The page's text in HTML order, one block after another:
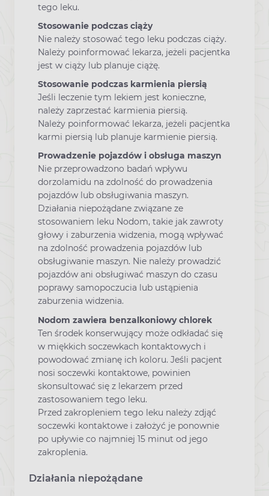
tego leku.
Stosowanie podczas ciąży
Nie należy stosować tego leku podczas ciąży.
Należy poinformować lekarza, jeżeli pacjentka
jest w ciąży lub planuje ciążę.
Stosowanie podczas karmienia piersią
Jeśli leczenie tym lekiem jest konieczne,
należy zaprzestać karmienia piersią.
Należy poinformować lekarza, jeżeli pacjentka
karmi piersią lub planuje karmienie piersią.
Prowadzenie pojazdów i obsługa maszyn
Nie przeprowadzono badań wpływu
dorzolamidu na zdolność do prowadzenia
pojazdów lub obsługiwania maszyn.
Działania niepożądane związane ze
stosowaniem leku Nodom, takie jak zawroty
głowy i zaburzenia widzenia, mogą wpływać
na zdolność prowadzenia pojazdów lub
obsługiwanie maszyn. Nie należy prowadzić
pojazdów ani obsługiwać maszyn do czasu
poprawy samopoczucia lub ustąpienia
zaburzenia widzenia.
Nodom zawiera benzalkoniowy chlorek
Ten środek konserwujący może odkładać się
w miękkich soczewkach kontaktowych i
powodować zmianę ich koloru. Jeśli pacjent
nosi soczewki kontaktowe, powinien
skonsultować się z lekarzem przed
zastosowaniem tego leku.
Przed zakropleniem tego leku należy zdjąć
soczewki kontaktowe i założyć je ponownie
po upływie co najmniej 15 minut od jego
zakroplenia.
Działania niepożądane